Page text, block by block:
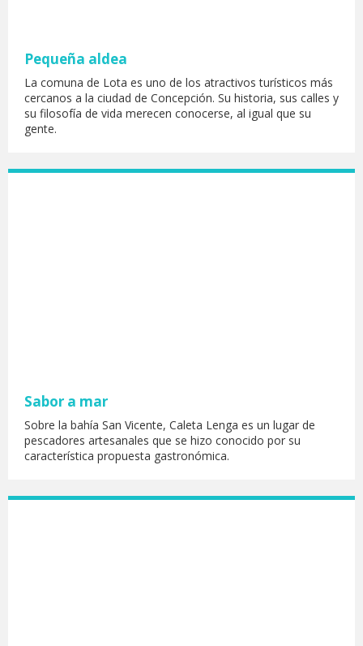
Pequeña aldea
La comuna de Lota es uno de los atractivos turísticos más
cercanos a la ciudad de Concepción. Su historia, sus calles y
su filosofía de vida merecen conocerse, al igual que su
gente.
Sabor a mar
Sobre la bahía San Vicente, Caleta Lenga es un lugar de
pescadores artesanales que se hizo conocido por su
característica propuesta gastronómica.